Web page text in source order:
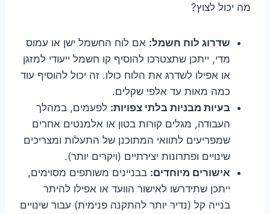
מה יכול לצוץ?
שדרוג לוח חשמל: אם לוח החשמל ישן או עמוס
מדי, ייתכן שתצטרכו להוסיף קו חשמל ייעודי למזגן
או אפילו לשדרג את הלוח כולו. זה יכול להוסיף עוד
כמה מאות עד אלפי שקלים.
בעיות מבניות בלתי צפויות: לפעמים, במהלך
העבודה, מגלים קורות בטון או אלמנטים אחרים
שמפריעים לתוואי המתוכנן של התעלות ומצריכים
שינויים ופתרונות יצירתיים (ויקרים יותר).
אישורים מיוחדים: בבניינים משותפים מסוימים,
ייתכן שתידרשו לאישור הוועד או אפילו להיתר
בנייה קל (נדיר יותר להתקנה פנימית) עבור שינויים